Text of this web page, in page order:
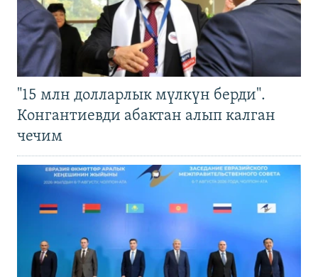
"15 млн долларлык мүлкүн берди".
Конгантиевди абактан алып калган
чечим